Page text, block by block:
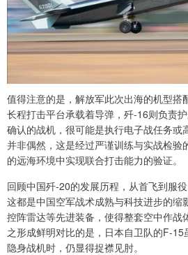
值得注意的是，解放军此次出海的机型搭
长程打击平台承载着导弹，歼-16则负责
确认的战机，很可能是执行电子战任务或
并非偶然，这是经过严谨训练与实战检验
的远海环境中实现联合打击能力的验证。
回顾中国歼-20的发展历程，从首飞到服
这都是中国空军战术成熟与科技进步的缩
控阵雷达等先进装备，使得整套空中作战
之形成鲜明对比的是，日本自卫队的F-
隐身战机时，仍显得捉襟见肘。